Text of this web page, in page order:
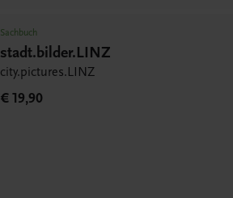
Sachbuch
stadt.bilder.LINZ
city.pictures.LINZ
€ 19,90